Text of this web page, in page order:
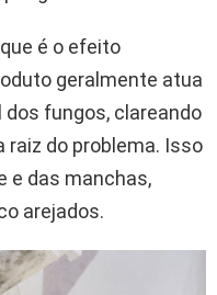
é o efeito
geralmente atua
fungos, clareando
raiz do problema. Isso
e das manchas,
arejados.